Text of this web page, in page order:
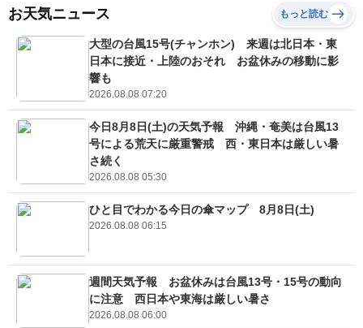
お天気ニュース もっと読む
大型の台風15号(チャンホン) 来週は北日本・東
日本に接近・上陸のおそれ お盆休みの移動に影
響も
2026.08.08 07:20
今日8月8日(土)の天気予報 沖縄・奄美は台風13
号による荒天に厳重警戒 西・東日本は厳しい暑
さ続く
2026.08.08 05:30
ひと目でわかる今日の傘マップ 8月8日(土)
2026.08.08 06:15
週間天気予報 お盆休みは台風13号・15号の動向
に注意 西日本や東海は厳しい暑さ
2026.08.08 06:00